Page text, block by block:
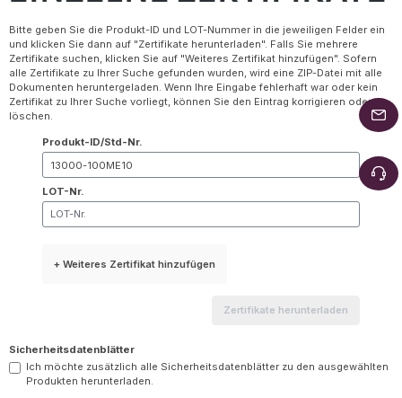
Bitte geben Sie die Produkt-ID und LOT-Nummer in die jeweiligen Felder ein
und klicken Sie dann auf "Zertifikate herunterladen". Falls Sie mehrere
Zertifikate suchen, klicken Sie auf "Weiteres Zertifikat hinzufügen". Sofern
alle Zertifikate zu Ihrer Suche gefunden wurden, wird eine ZIP-Datei mit alle
Dokumenten heruntergeladen. Wenn Ihre Eingabe fehlerhaft war oder kein
Zertifikat zu Ihrer Suche vorliegt, können Sie den Eintrag korrigieren oder
löschen.
Produkt-ID/Std-Nr.
LOT-Nr.
+ Weiteres Zertifikat hinzufügen
Zertifikate herunterladen
Sicherheitsdatenblätter
Ich möchte zusätzlich alle Sicherheitsdatenblätter zu den ausgewählten
Produkten herunterladen.